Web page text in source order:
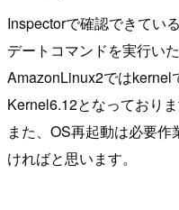
Inspectorで確認できてい
デートコマンドを実行い
AmazonLinux2ではkernel
Kernel6.12となっており
また、OS再起動は必要
ければと思います。